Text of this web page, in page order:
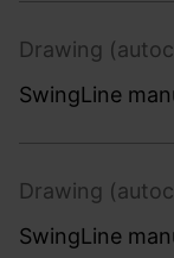
Drawing
SwingLine
Drawing
SwingLine